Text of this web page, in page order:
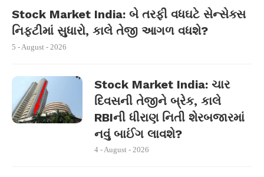
Stock Market India: બે તરફી વધઘટે સેન્સેક્સ
નિફ્ટીમાં સુધારો, કાલે તેજી આગળ વધશે?
5 - August - 2026
Stock Market India: ચાર
દિવસની તેજીને બ્રેક, કાલે
RBIની ધીરાણ નિતી શેરબજારમાં
નવું બાઈંગ લાવશે?
4 - August - 2026